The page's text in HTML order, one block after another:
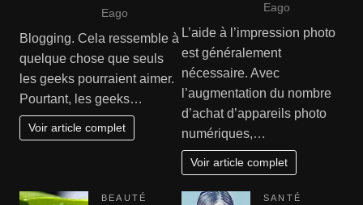
Eago
Blogging. Cela ressemble à
quelque chose que seuls
les geeks pourraient aimer.
Pourtant, les geeks…
Voir article complet
Eago
L’aide à l’impression photo
est généralement
nécessaire. Avec
l’augmentation du nombre
d’achat d’appareils photo
numériques,…
Voir article complet
BEAUTÉ
SANTÉ